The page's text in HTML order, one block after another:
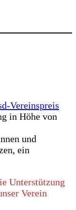
Vereinspreis
in Höhe von
und
ein
Unterstützung
Verein